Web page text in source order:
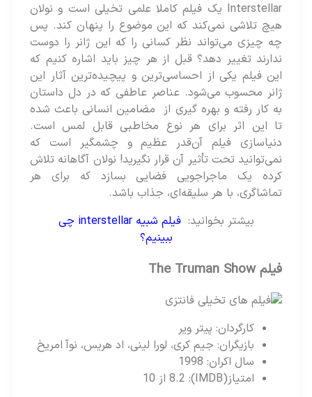
Interstellar یک فیلم کاملا علمی‌ تخیلی است و نولان
هیچ تلاشی نمی‌کند که این موضوع را پنهان کند. پس
چه چیزی می‌تواند نظر کسانی را که این ژانر را دوست
ندارند تغییر دهد؟ قبل از هر چیز باید اشاره کنیم که
این فیلم یکی از احساسی‌ترین و پیچیده‌ترین آثار این
ژانر محسوب می‌شود. عناصر عاطفی که در دل داستان
به کار رفته و بهره گیری از مضامین انسانی باعث شده
تا این اثر برای هر نوع مخاطبی قابل لمس است.
دنیاسازی فیلم آن‌قدر عظیم و چشمگیر است که
نمی‌توانید تحت‌ تأثیر آن قرار نگیرید! نولان آگاهانه تلاش
کرده یک ماجراجویی فضایی بسازد که برای هر
تماشاگری، با هر سلیقه‌ای، جذاب باشد.
بیشتر بخوانید:
فیلم شبیه interstellar چی
ببینیم؟
کارگردان: پیتر ویر
بازیگران: جیم کری، لورا لینی، اد هریس، نوآ امریخ
سال اکران: 1998
امتیاز(IMDB): 8.2 از 10